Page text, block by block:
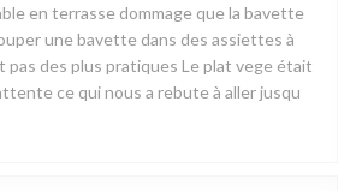
en terrasse dommage que la bavette
une bavette dans des assiettes à
pas des plus pratiques Le plat vege était
ce qui nous a rebute à aller jusqu